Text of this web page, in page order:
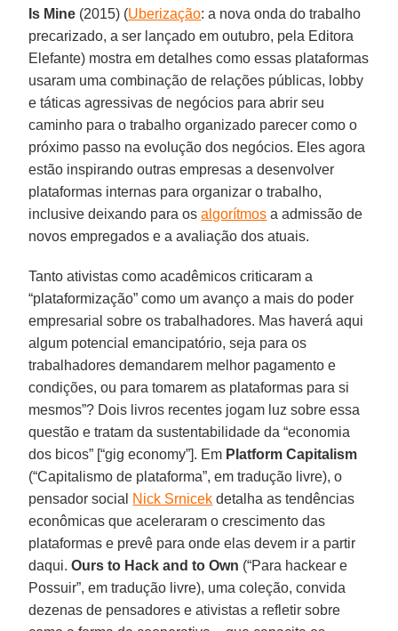
Is Mine (2015) (Uberização: a nova onda do trabalho
precarizado, a ser lançado em outubro, pela Editora
Elefante) mostra em detalhes como essas plataformas
usaram uma combinação de relações públicas, lobby
e táticas agressivas de negócios para abrir seu
caminho para o trabalho organizado parecer como o
próximo passo na evolução dos negócios. Eles agora
estão inspirando outras empresas a desenvolver
plataformas internas para organizar o trabalho,
inclusive deixando para osalgorítmos a admissão de
novos empregados e a avaliação dos atuais.
Tanto ativistas como acadêmicos criticaram a
“plataformização” como um avanço a mais do poder
empresarial sobre os trabalhadores. Mas haverá aqui
algum potencial emancipatório, seja para os
trabalhadores demandarem melhor pagamento e
condições, ou para tomarem as plataformas para si
mesmos”? Dois livros recentes jogam luz sobre essa
questão e tratam da sustentabilidade da “economia
dos bicos” [“gig economy”]. Em Platform Capitalism
(“Capitalismo de plataforma”, em tradução livre), o
pensador social Nick Srnicek detalha as tendências
econômicas que aceleraram o crescimento das
plataformas e prevê para onde elas devem ir a partir
daqui.Ours to Hack and to Own (“Para hackear e
Possuir”, em tradução livre), uma coleção, convida
dezenas de pensadores e ativistas a refletir sobre